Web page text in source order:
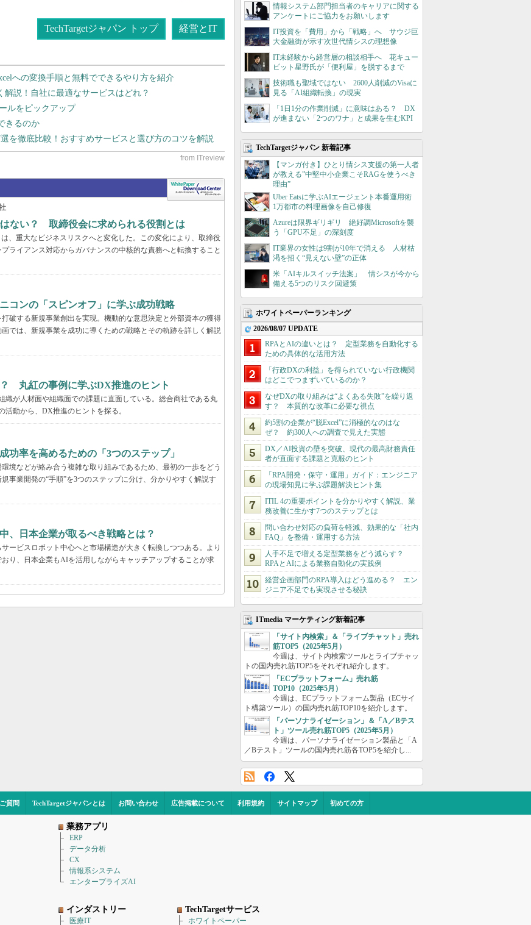
TechTargetジャパン トップ 経営とIT
への変換手順と無料でできるやり方を紹介
解説！自社に最適なサービスはどれ？
ルをピックアップ
きるのか
を徹底比較！おすすめサービスと選び方のコツを解説
ない？ 取締役会に求められる役割とは
、重大なビジネスリスクへと変化した。この変化により、取締役
ライアンス対応からガバナンスの中核的な責務へと転換すること
コンの「スピンオフ」に学ぶ成功戦略
破する新規事業創出を実現。機動的な意思決定と外部資本の獲得
では、新規事業を成功に導くための戦略とその軌跡を詳しく解説
丸紅の事例に学ぶDX推進のヒント
が人材面や組織面での課題に直面している。総合商社である丸
動から、DX推進のヒントを探る。
功率を高めるための「3つのステップ」
境などが絡み合う複雑な取り組みであるため、最初の一歩をどう
事業開発の“手順”を3つのステップに分け、分かりやすく解説す
、日本企業が取るべき戦略とは？
ービスロボット中心へと市場構造が大きく転換しつつある。より
り、日本企業もAIを活用しながらキャッチアップすることが求
情報システム部門担当者のキャリアに関する
アンケートにご協力をお願いします
IT投資を「費用」から「戦略」へ サウジ巨
大金融街が示す次世代情シスの理想像
IT未経験から経営層の相談相手へ 花キュー
ピット星野氏が「便利屋」を脱するまで
技術職も聖域ではない 2600人削減のVisaに
見る「AI組織転換」の現実
「1日1分の作業削減」に意味はある？ DX
が進まない「2つのワナ」と成果を生むKPI
TechTargetジャパン 新着記事
【マンガ付き】ひとり情シス支援の第一人者
が教える”中堅中小企業こそRAGを使うべき
理由”
Uber Eatsに学ぶAIエージェント本番運用術
1万都市の料理画像を自己修復
Azureは限界ギリギリ 絶好調Microsoftを襲
う「GPU不足」の深刻度
IT業界の女性は9割が10年で消える 人材枯
渇を招く“見えない壁”の正体
米「AIキルスイッチ法案」 情シスが今から
備える5つのリスク回避策
ホワイトペーパーランキング
2026/08/07 UPDATE
RPAとAIの違いとは？ 定型業務を自動化する
ための具体的な活用方法
「行政DXの利益」を得られていない行政機関
はどこでつまずいているのか？
なぜDXの取り組みは“よくある失敗”を繰り返
す？ 本質的な改革に必要な視点
約5割の企業が“脱Excel”に消極的なのはな
ぜ？ 約300人への調査で見えた実態
DX／AI投資の壁を突破、現代の最高財務責任
者が直面する課題と克服のヒント
「RPA開発・保守・運用」ガイド：エンジニア
の現場知見に学ぶ課題解決ヒント集
ITIL 4の重要ポイントを分かりやすく解説、業
務改善に生かす7つのステップとは
問い合わせ対応の負荷を軽減、効果的な「社内
FAQ」を整備・運用する方法
人手不足で増える定型業務をどう減らす？
RPAとAIによる業務自動化の実践例
経営企画部門のRPA導入はどう進める？ エン
ジニア不足でも実現させる秘訣
ITmedia マーケティング新着記事
「サイト内検索」＆「ライブチャット」売れ
筋TOP5（2025年5月）
今週は、サイト内検索ツールとライブチャッ
トの国内売れ筋TOP5をそれぞれ紹介します。
「ECプラットフォーム」売れ筋
TOP10（2025年5月）
今週は、ECプラットフォーム製品（ECサイ
ト構築ツール）の国内売れ筋TOP10を紹介します。
「パーソナライゼーション」＆「A／Bテス
ト」ツール売れ筋TOP5（2025年5月）
今週は、パーソナライゼーション製品と「A
／Bテスト」ツールの国内売れ筋各TOP5を紹介し...
質問 TechTargetジャパンとは お問い合わせ 広告掲載について 利用規約 サイトマップ 初めての方
業務アプリ
ERP
データ分析
CX
情報系システム
エンタープライズAI
インダストリー
医療IT
TechTargetサービス
ホワイトペーパー